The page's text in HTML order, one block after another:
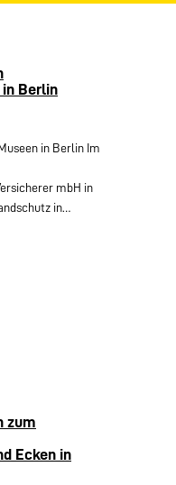
in Berlin
in Berlin Im
mbH in
in…
zum
Ecken in